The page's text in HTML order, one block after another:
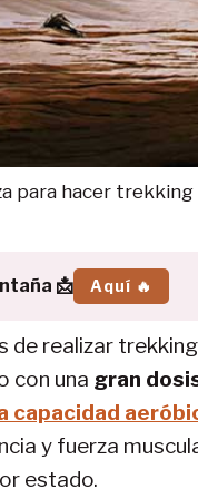
para hacer
📩 Aquí 🔥
realizar
con una gran
capacidad
y fuerza
estado.